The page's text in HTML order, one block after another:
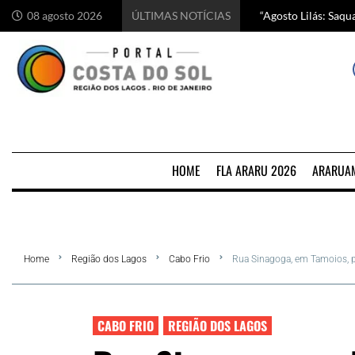
08 agosto 2026 ÚLTIMAS NOTÍCIAS “Agosto Lilás:
Começa hoje em
Chef italiano
5 motivos para
HOME FLA ARARU 2026
Home Região dos Lagos Cabo Frio Rua Sinagoga, em
CABO FRIO REGIÃO DOS LAGOS